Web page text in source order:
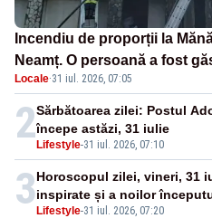
Incendiu de proporții la
Neamț. O persoană a fost
VIDEO
Locale·31 iul. 2026, 07:05
2Lifestyle-31 iul. 2026, 07:10
Sărbătoarea zilei: Postul
începe astăzi, 31 iulie
3Lifestyle-31 iul. 2026, 07:20
Horoscopul zilei, vineri, 31
inspirate și a noilor